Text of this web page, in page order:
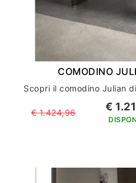
COMODINO
€ 1.424,96 €